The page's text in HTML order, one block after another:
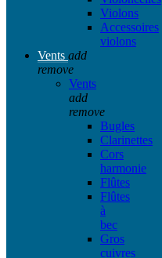
Violons
Accessoires
violons
Vents add
remove
Vents
add
remove
Bugles
Clarinettes
Cors
harmonie
Flûtes
Flûtes
à
bec
Gros
cuivres